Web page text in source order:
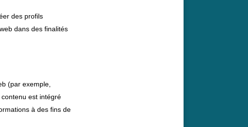
des profils
dans des finalités
(par exemple,
est intégré
à des fins de